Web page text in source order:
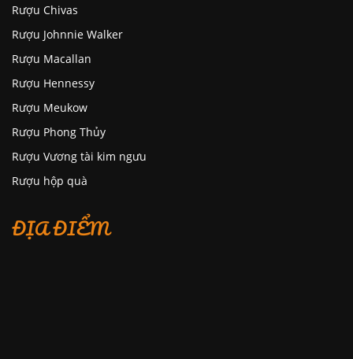
Rượu Chivas
Rượu Johnnie Walker
Rượu Macallan
Rượu Hennessy
Rượu Meukow
Rượu Phong Thủy
Rượu Vương tài kim ngưu
Rượu hộp quà
ĐỊA ĐIỂM